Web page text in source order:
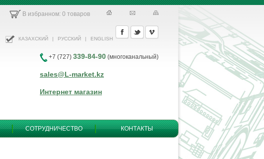
В избранном: 0 товаров
КАЗАХСКИЙ | РУССКИЙ | ENGLISH
+7 (727) 339-84-90 (многоканальный)
sales@L-market.kz
Интернет магазин
СОТРУДНИЧЕСТВО КОНТАКТЫ